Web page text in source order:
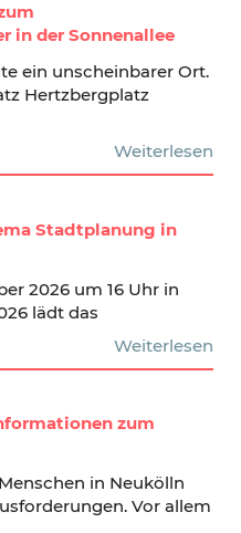
in der Sonnenallee
ein unscheinbarer Ort.
Hertzbergplatz
Weiterlesen
Stadtplanung in
2026 um 16 Uhr in
lädt das
Weiterlesen
zum
in Neukölln
Vor allem